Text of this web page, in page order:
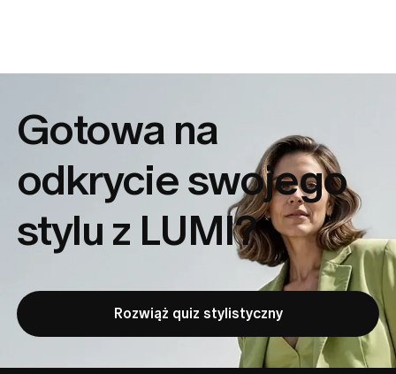
Gotowa na
odkrycieswojego
stylu z LUMI?
Rozwiąż quiz stylistyczny